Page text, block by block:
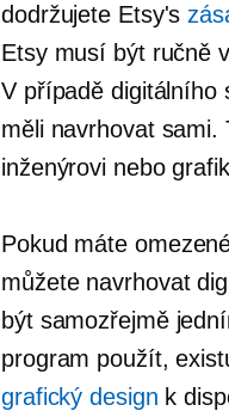
dodržujete Etsy's
Etsy musí být ručně
V případě digitálního
měli navrhovat sami.
inženýrovi nebo
Pokud máte
můžete navrhovat
být samozřejmě
program použít,
grafický design k